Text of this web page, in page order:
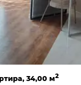
34,00 м2